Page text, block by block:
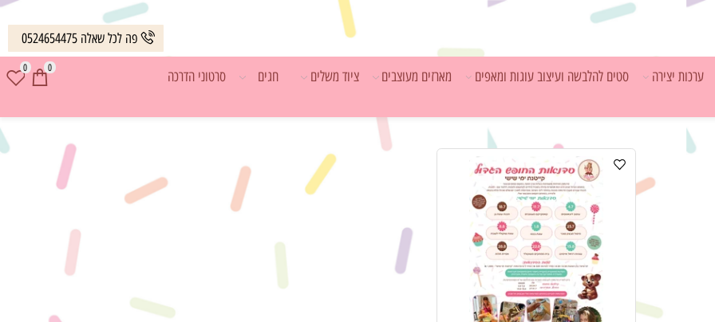
פה לכל שאלה 0524654475
0 0
יצירה סטים להלבשה ועיצוב עוגות ומאפים מארזים מעוצבים ציוד משלים חגים סרטוני הדרכה